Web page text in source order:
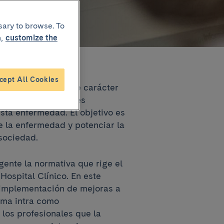
es una unidad de carácter
distintas y niveles
enfermedad. El objetivo es
la enfermedad y potenciar la
la normativa que rige el
Clínico. En este
de mejoras a
intra como
profesionales que la
to browse. To
customize the
All Cookies